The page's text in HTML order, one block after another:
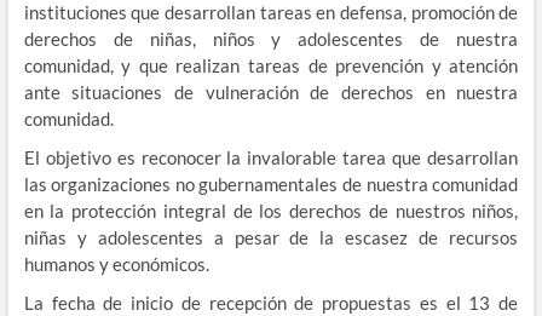
instituciones que desarrollan tareas en defensa, promoción de
derechos de niñas, niños y adolescentes de nuestra
comunidad, y que realizan tareas de prevención y atención
ante situaciones de vulneración de derechos en nuestra
comunidad.
El objetivo es reconocer la invalorable tarea que desarrollan
las organizaciones no gubernamentales de nuestra comunidad
en la protección integral de los derechos de nuestros niños,
niñas y adolescentes a pesar de la escasez de recursos
humanos y económicos.
La fecha de inicio de recepción de propuestas es el 13 de